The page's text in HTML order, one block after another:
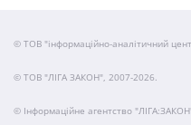
© ТОВ "інформаційно-аналітичний
© ТОВ "ЛІГА ЗАКОН", 2007-2026.
© Інформаційне агентство